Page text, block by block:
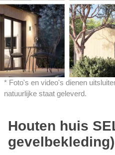
* Foto's en video's dienen
natuurlijke staat geleverd.
Houten huis